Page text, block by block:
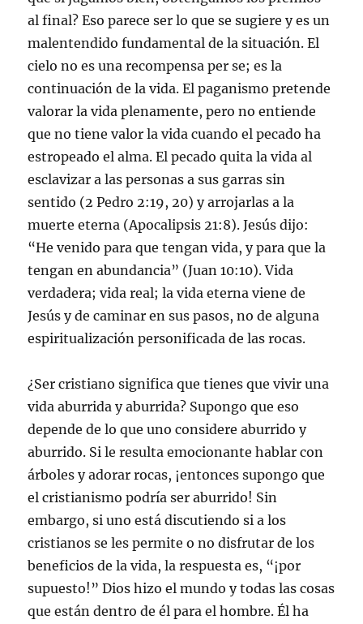
al final? Eso parece ser lo que se sugiere y es un
malentendido fundamental de la situación. El
cielo no es una recompensa per se; es la
continuación de la vida. El paganismo pretende
valorar la vida plenamente, pero no entiende
que no tiene valor la vida cuando el pecado ha
estropeado el alma. El pecado quita la vida al
esclavizar a las personas a sus garras sin
sentido (2 Pedro 2:19, 20) y arrojarlas a la
muerte eterna (Apocalipsis 21:8). Jesús dijo:
“He venido para que tengan vida, y para que la
tengan en abundancia” (Juan 10:10). Vida
verdadera; vida real; la vida eterna viene de
Jesús y de caminar en sus pasos, no de alguna
espiritualización personificada de las rocas.
¿Ser cristiano significa que tienes que vivir una
vida aburrida y aburrida? Supongo que eso
depende de lo que uno considere aburrido y
aburrido. Si le resulta emocionante hablar con
árboles y adorar rocas, ¡entonces supongo que
el cristianismo podría ser aburrido! Sin
embargo, si uno está discutiendo si a los
cristianos se les permite o no disfrutar de los
beneficios de la vida, la respuesta es, “¡por
supuesto!” Dios hizo el mundo y todas las cosas
que están dentro de él para el hombre. Él ha